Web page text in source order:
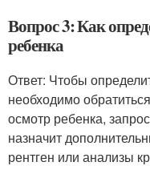
Вопрос 3: Как
ребенка
Ответ: Чтобы
необходимо
осмотр ребенка,
назначит
рентген или анализы